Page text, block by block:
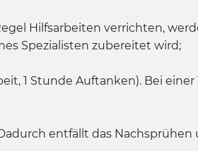
Hilfsarbeiten verrichten,
Spezialisten zubereitet wird;
1 Stunde Auftanken). Bei einer
entfällt das Nachsprühen